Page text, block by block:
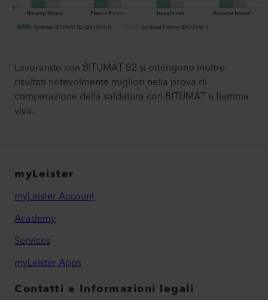
Lavorando con BITUMAT B2 si ottengono inoltre
risultati notevolmente migliori nella prova di
comparazione della saldatura con BITUMAT e fiamma
viva.
myLeister
myLeister Account
Academy
Services
myLeister Apps
Contatti e Informazioni legali